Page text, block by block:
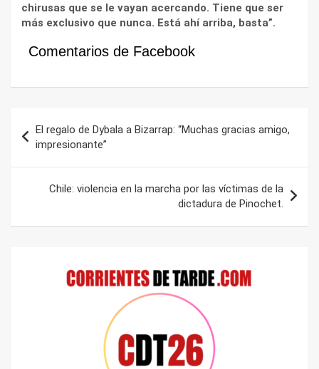
chirusas que se le vayan acercando. Tiene que ser
más exclusivo que nunca. Está ahí arriba, basta”.
Comentarios de Facebook
de
entradas
El regalo de Dybala a Bizarrap: “Muchas gracias amigo,
impresionante”
Chile: violencia en la marcha por las víctimas de la
dictadura de Pinochet.